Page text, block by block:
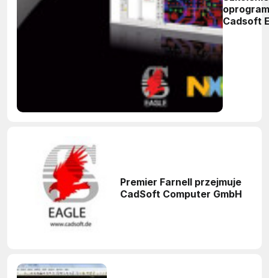
Cadsoft
Premier Farnell przejmuje
CadSoft Computer GmbH